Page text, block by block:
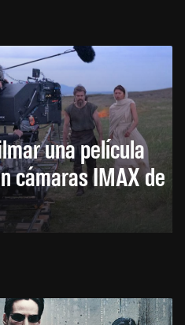
una película
cámaras IMAX de